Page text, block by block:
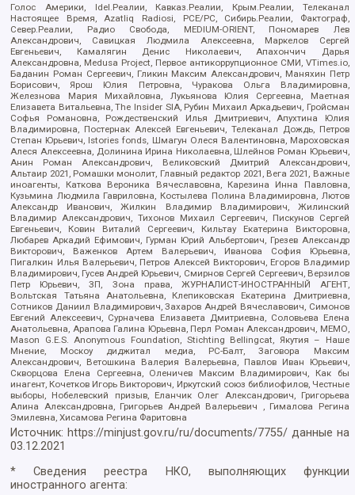
Голос Америки, Idel.Реалии, Кавказ.Реалии, Крым.Реалии, Телеканал
Настоящее Время, Azatliq Radiosi, PCE/PC, Сибирь.Реалии, Фактограф,
Север.Реалии, Радио Свобода, MEDIUM-ORIENT, Пономарев Лев
Александрович, Савицкая Людмила Алексеевна, Маркелов Сергей
Евгеньевич, Камалягин Денис Николаевич, Апахончич Дарья
Александровна, Medusa Project, Первое антикоррупционное СМИ, VTimes.io,
Баданин Роман Сергеевич, Гликин Максим Александрович, Маняхин Петр
Борисович, Ярош Юлия Петровна, Чуракова Ольга Владимировна,
Железнова Мария Михайловна, Лукьянова Юлия Сергеевна, Маетная
Елизавета Витальевна, The Insider SIA, Рубин Михаил Аркадьевич, Гройсман
Софья Романовна, Рождественский Илья Дмитриевич, Апухтина Юлия
Владимировна, Постернак Алексей Евгеньевич, Телеканал Дождь, Петров
Степан Юрьевич, Istories fonds, Шмагун Олеся Валентиновна, Мароховская
Алеся Алексеевна, Долинина Ирина Николаевна, Шлейнов Роман Юрьевич,
Анин Роман Александрович, Великовский Дмитрий Александрович,
Альтаир 2021, Ромашки монолит, Главный редактор 2021, Вега 2021, Важные
иноагенты, Каткова Вероника Вячеславовна, Карезина Инна Павловна,
Кузьмина Людмила Гавриловна, Костылева Полина Владимировна, Лютов
Александр Иванович, Жилкин Владимир Владимирович, Жилинский
Владимир Александрович, Тихонов Михаил Сергеевич, Пискунов Сергей
Евгеньевич, Ковин Виталий Сергеевич, Кильтау Екатерина Викторовна,
Любарев Аркадий Ефимович, Гурман Юрий Альбертович, Грезев Александр
Викторович, Важенков Артем Валерьевич, Иванова София Юрьевна,
Пигалкин Илья Валерьевич, Петров Алексей Викторович, Егоров Владимир
Владимирович, Гусев Андрей Юрьевич, Смирнов Сергей Сергеевич, Верзилов
Петр Юрьевич, ЗП, Зона права, ЖУРНАЛИСТ-ИНОСТРАННЫЙ АГЕНТ,
Вольтская Татьяна Анатольевна, Клепиковская Екатерина Дмитриевна,
Сотников Даниил Владимирович, Захаров Андрей Вячеславович, Симонов
Евгений Алексеевич, Сурначева Елизавета Дмитриевна, Соловьева Елена
Анатольевна, Арапова Галина Юрьевна, Перл Роман Александрович, МЕМО,
Mason G.E.S. Anonymous Foundation, Stichting Bellingcat, Якутия – Наше
Мнение, Москоу диджитал медиа, РС-Балт, Заговора Максим
Александрович, Ветошкина Валерия Валерьевна, Павлов Иван Юрьевич,
Скворцова Елена Сергеевна, Оленичев Максим Владимирович, Как бы
инагент, Кочетков Игорь Викторович, Иркутский союз библиофилов, Честные
выборы, Нобелевский призыв, Еланчик Олег Александрович, Григорьева
Алина Александровна, Григорьев Андрей Валерьевич , Гималова Регина
Эмилевна, Хисамова Регина Фаритовна
Источник: https://minjust.gov.ru/ru/documents/7755/ данные на
03.12.2021
* Сведения реестра НКО, выполняющих функции
иностранного агента: